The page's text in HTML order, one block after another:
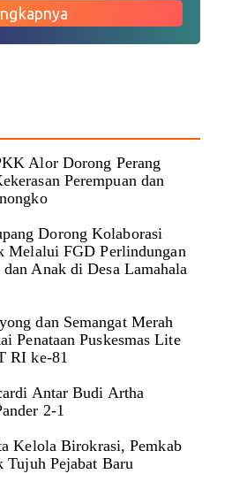
Alor Dorong Perang
Perempuan dan
Dorong Kolaborasi
Melalui FGD Perlindungan
dan Anak di Desa Lamahala
dan Semangat Merah
Penataan Puskesmas Lite
RI ke-81
Antar Budi Artha
2-1
Kelola Birokrasi, Pemkab
Pejabat Baru